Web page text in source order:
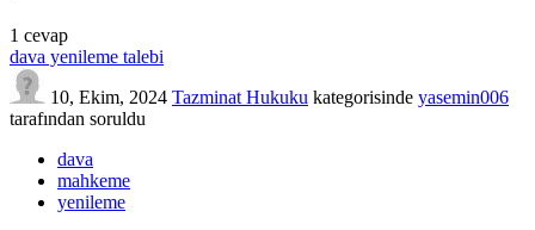
1 cevap
dava yenileme talebi
10, Ekim, 2024 Tazminat Hukuku kategorisinde yasemin006
tarafından soruldu
dava
mahkeme
yenileme